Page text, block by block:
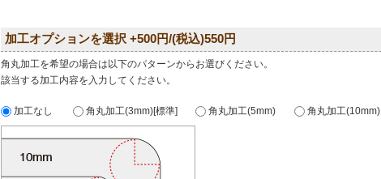
加工オプションを選択 +500円/(税込)550円
角丸加工を希望の場合は以下のパターンからお選びください。
該当する加工内容を入力してください。
加工なし 角丸加工(3mm)[標準] 角丸加工(5mm) 角丸加工(10mm)